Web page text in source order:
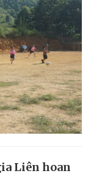
Liên hoan